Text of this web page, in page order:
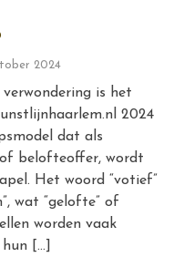
2024
is het
2024
dat als
belofteoffer, wordt
Het woord “votief”
wat “gelofte” of
worden vaak
[…]